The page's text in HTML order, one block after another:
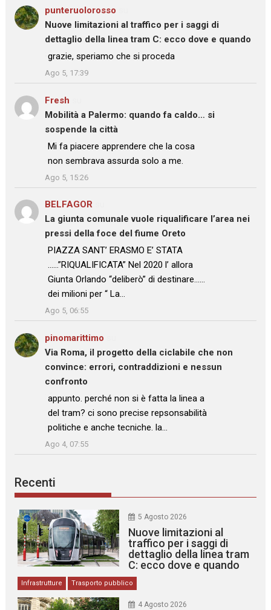
punteruolorosso
Nuove limitazioni al traffico per i saggi di
dettaglio della linea tram C: ecco dove e quando
: “
grazie, speriamo che si proceda
”
Ago 5, 17:39
Fresh
Mobilità a Palermo: quando fa caldo… si
sospende la città
: “
Mi fa piacere apprendere che la cosa
non sembrava assurda solo a me.
”
Ago 5, 15:26
BELFAGOR
La giunta comunale vuole riqualificare l’area nei
pressi della foce del fiume Oreto
: “
PIAZZA SANT’ ERASMO E’ STATA
……”RIQUALIFICATA” Nel 2020 l’ allora
Giunta Orlando “deliberò” di destinare……
dei milioni per “ La…
”
Ago 5, 06:55
pinomarittimo
Via Roma, il progetto della ciclabile che non
convince: errori, contraddizioni e nessun
confronto
: “
appunto. perché non si è fatta la linea a
del tram? ci sono precise repsonsabilità
politiche e anche tecniche. la…
”
Ago 4, 07:55
Recenti
5 Agosto 2026
Nuove limitazioni al
traffico per i saggi di
dettaglio della linea tram
C: ecco dove e quando
Infrastrutture Trasporto pubblico
4 Agosto 2026